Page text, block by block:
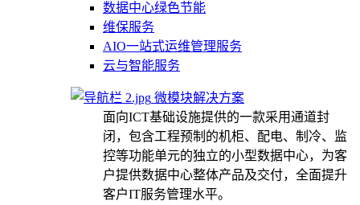
数据中心绿色节能
维保服务
AIO一站式运维管理服务
云与智能服务
微模块解决方案
面向ICT基础设施提供的一款采用通道封
闭，包含工程预制的机柜、配电、制冷、监
控等功能单元的独立的小型数据中心，为客
户提供数据中心整体产品及交付，全面提升
客户IT服务管理水平。